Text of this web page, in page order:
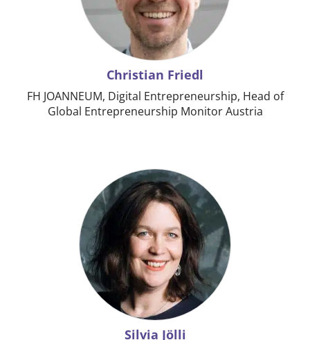
Christian Friedl
FH JOANNEUM, Digital Entrepreneurship, Head of
Global Entrepreneurship Monitor Austria
Silvia Jölli